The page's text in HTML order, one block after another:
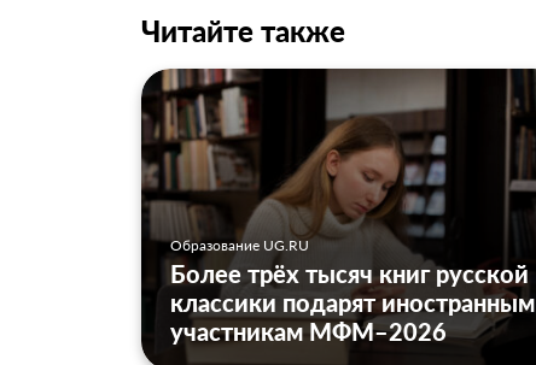
Читайте также
Образование UG.RU
Более трёх тысяч книг русской
классики подарят иностранным
участникам МФМ–2026